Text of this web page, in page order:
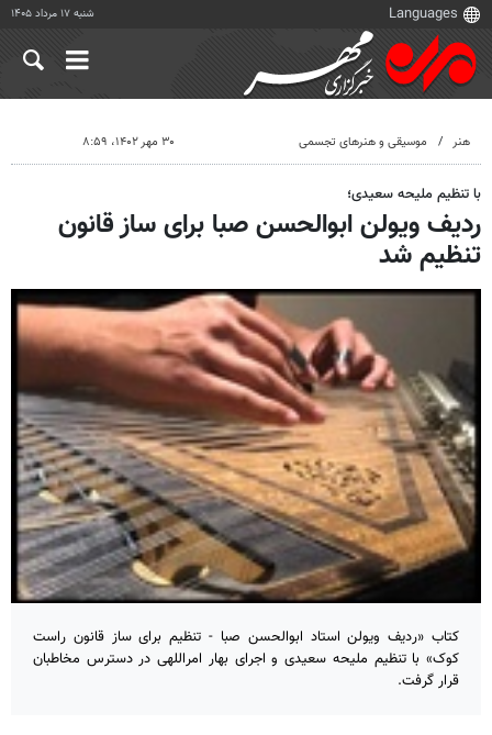
شنبه ۱۷ مرداد ۱۴۰۵
هنر موسیقی و هنرهای تجسمی ۳۰ مهر ۱۴۰۲، ۸:۵۹
با تنظیم ملیحه سعیدی؛
ردیف ویولن ابوالحسن صبا برای ساز قانون
تنظیم شد
کتاب «ردیف ویولن استاد ابوالحسن صبا - تنظیم برای ساز قانون راست
کوک» با تنظیم ملیحه سعیدی و اجرای بهار امراللهی در دسترس مخاطبان
قرار گرفت.